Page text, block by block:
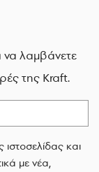
λαμβάνετε
της Kraft.
και
με νέα,